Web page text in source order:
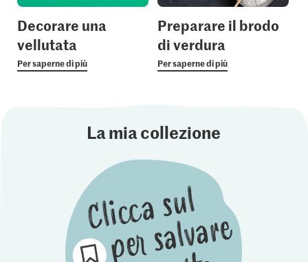
Decorare una
vellutata
Per saperne di più
Preparare il brodo
di verdura
Per saperne di più
La mia collezione